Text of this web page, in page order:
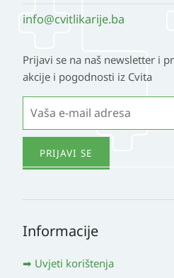
info@cvitlikarije.ba
Prijavi se na naš newsletter i
akcije i pogodnosti iz Cvita
Informacije
Uvjeti korištenja